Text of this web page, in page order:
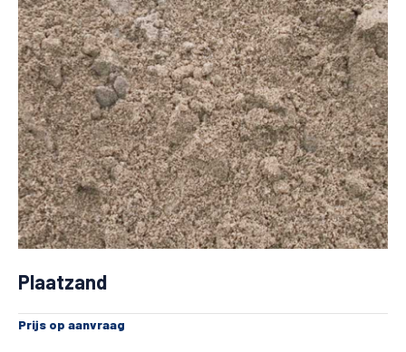
Plaatzand
Prijs op aanvraag